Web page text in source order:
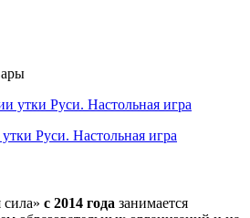
Руси. Настольная игра
с 2014 года занимается